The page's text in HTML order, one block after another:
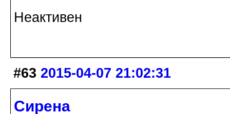
Неактивен
#63 2015-04-07 21:02:31
Сирена